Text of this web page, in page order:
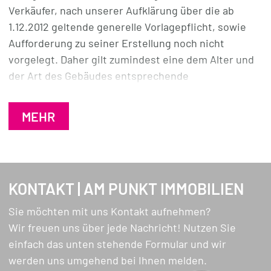
keine Unordnung entstehen kann, und gegen
leckere Kochdüfte hilft der extra-leise Muldenlüfter
im Ceranfeld.
Direkt neben dem Eingang liegt ein Zimmer mit gut
15m², vielleicht ein Hobby- oder Arbeitszimmer,
schön ruhig und auch hell.
bieten sich zum Schlafen für Sie und die Kinder und
sogar für liebe Hausgäste an.
BAD HOCH ZWEI. Es gibt sowohl ein Duschbad im
Erdgeschoss als auch ein Wannenbad mit hübschen
Armaturen neueren Datums im Obergeschoss. Sie
zeigen sich mit XXL-Fliesen und moderner
Verkäufer, nach unserer Aufklärung über die ab
1.12.2012 geltende generelle Vorlagepflicht, sowie
Aufforderung zu seiner Erstellung noch nicht
vorgelegt. Daher gilt zumindest eine dem Alter und
der Art des Gebäudes entsprechende
tatsächliche Energieeffizienz der angebotenen
MEHR
KONTAKT | AM PUNKT IMMOBILIEN
Sie möchten mit uns Kontakt aufnehmen?
Wir freuen uns über jede Nachricht! Nutzen Sie
einfach das unten stehende Formular und wir
werden uns umgehend bei Ihnen melden.